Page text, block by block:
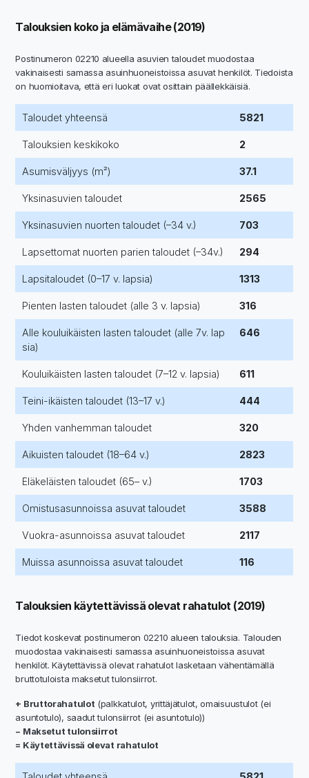
Talouksien koko ja elämävaihe (2019)
Postinumeron 02210 alueella asuvien taloudet muodostaa
vakinaisesti samassa asuinhuoneistoissa asuvat henkilöt. Tiedoista
on huomioitava, että eri luokat ovat osittain päällekkäisiä.
Taloudet yhteensä 5821
Talouksien keskikoko 2
Asumisväljyys (m²) 37.1
Yksinasuvien taloudet 2565
Yksinasuvien nuorten taloudet (–34 v.) 703
Lapsettomat nuorten parien taloudet (–34v.) 294
Lapsitaloudet (0–17 v. lapsia) 1313
Pienten lasten taloudet (alle 3 v. lapsia) 316
Alle kouluikäisten lasten taloudet (alle 7v. lap
sia)
646
Kouluikäisten lasten taloudet (7–12 v. lapsia) 611
Teini-ikäisten taloudet (13–17 v.) 444
Yhden vanhemman taloudet 320
Aikuisten taloudet (18–64 v.) 2823
Eläkeläisten taloudet (65– v.) 1703
Omistusasunnoissa asuvat taloudet 3588
Vuokra-asunnoissa asuvat taloudet 2117
Muissa asunnoissa asuvat taloudet 116
Talouksien käytettävissä olevat rahatulot (2019)
Tiedot koskevat postinumeron 02210 alueen talouksia. Talouden
muodostaa vakinaisesti samassa asuinhuoneistoissa asuvat
henkilöt. Käytettävissä olevat rahatulot lasketaan vähentämällä
bruttotuloista maksetut tulonsiirrot.
+ Bruttorahatulot (palkkatulot, yrittäjätulot, omaisuustulot (ei
asuntotulo), saadut tulonsiirrot (ei asuntotulo))
− Maksetut tulonsiirrot
= Käytettävissä olevat rahatulot